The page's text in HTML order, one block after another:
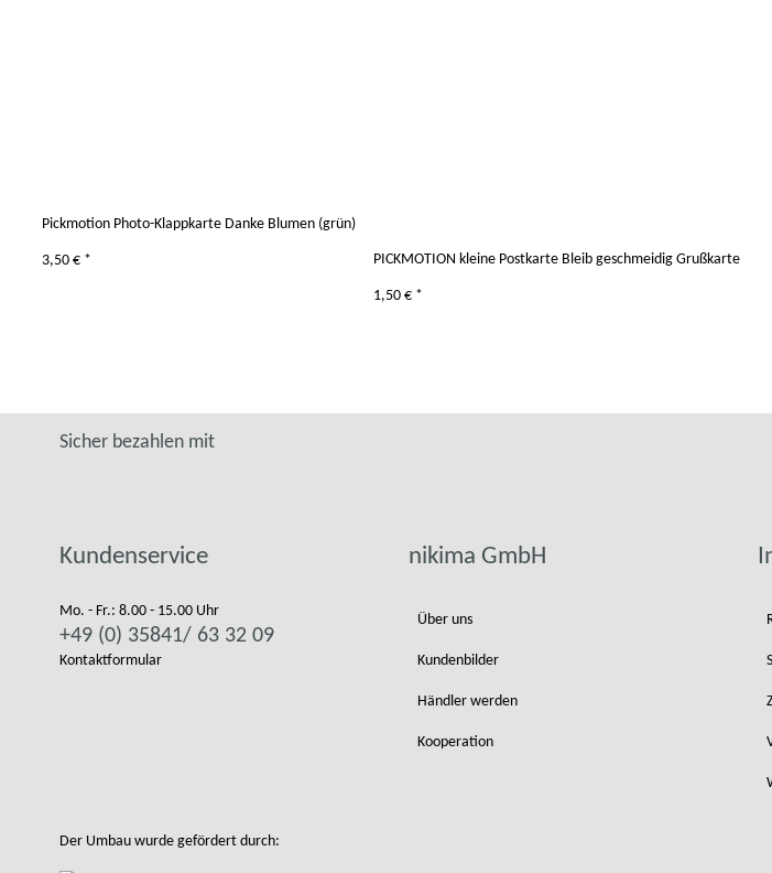
Pickmotion Photo-Klappkarte Danke Blumen (grün)
3,50 € * PICKMOTION kleine Postkarte Bleib geschmeidig Grußkarte
1,50 € *
Sicher bezahlen mit
Kundenservice
Mo. - Fr.: 8.00 - 15.00 Uhr
+49 (0) 35841/ 63 32 09
Kontaktformular
nikima GmbH
Über uns
Kundenbilder
Händler werden
Kooperation
Der Umbau wurde gefördert durch: